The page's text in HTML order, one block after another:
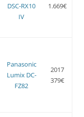
DSC-RX10
IV
1.669€
Panasonic
Lumix DC-
FZ82
2017
379€